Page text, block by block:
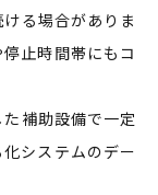
る場合がありま
止時間帯にもコ
補助設備で一定
システムのデー